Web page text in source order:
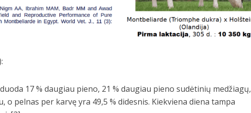
17 % daugiau pieno, 21 % daugiau pieno sudėtinių medžiagų,
o pelnas per karvę yra 49,5 % didesnis. Kiekviena diena tampa